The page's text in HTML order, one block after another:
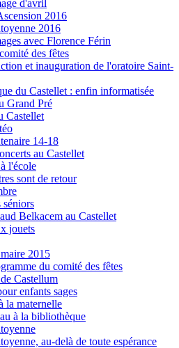
d'avril
2016
2016
avec Florence Férin
des fêtes
et inauguration de l'oratoire Saint-
du Castellet : enfin informatisée
Grand Pré
Castellet
14-18
au Castellet
l'école
sont de retour
séniors
Belkacem au Castellet
jouets
2015
du comité des fêtes
Castellum
enfants sages
la maternelle
à la bibliothèque
au-delà de toute espérance